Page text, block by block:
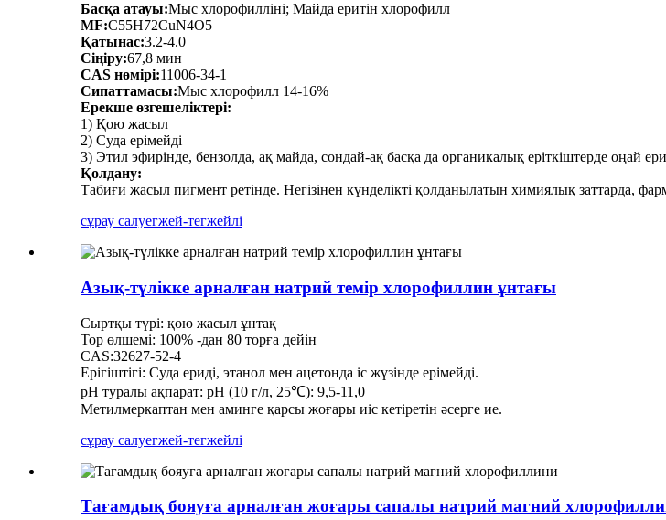
Басқа атауы:Мыс хлорофилліні; Майда еритін хлорофилл
MF:C55H72CuN4O5
Қатынас:3.2-4.0
Сіңіру:67,8 мин
CAS нөмірі:11006-34-1
Сипаттамасы:Мыс хлорофилл 14-16%
Ерекше өзгешеліктері:
1) Қою жасыл
2) Суда ерімейді
3) Этил эфирінде, бензолда, ақ майда, сондай-ақ басқа да органикалық еріткіштерде оңай
Қолдану:
Табиғи жасыл пигмент ретінде. Негізінен күнделікті қолданылатын химиялық заттарда,
сұрау салуегжей-тегжейлі
Азық-түлікке арналған натрий темір хлорофиллин ұнтағы
Сыртқы түрі: қою жасыл ұнтақ
Тор өлшемі: 100% -дан 80 торға дейін
CAS:32627-52-4
Ерігіштігі: Суда ериді, этанол мен ацетонда іс жүзінде ерімейді.
рН туралы ақпарат: рН (10 г/л, 25℃): 9,5-11,0
Метилмеркаптан мен аминге қарсы жоғары иіс кетіретін әсерге ие.
сұрау салуегжей-тегжейлі
Тағамдық бояуға арналған жоғары сапалы натрий магний